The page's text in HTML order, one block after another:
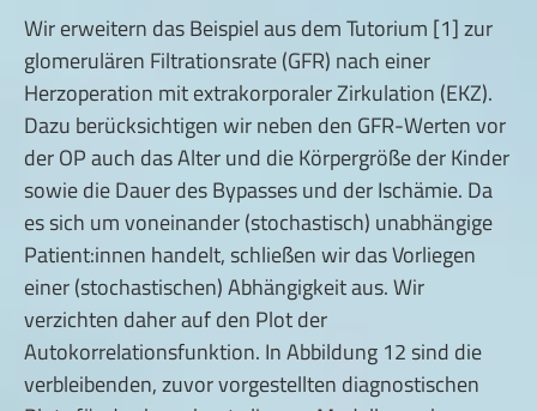
Wir erweitern das Beispiel aus dem Tutorium [1] zur
glomerulären Filtrationsrate (GFR) nach einer
Herzoperation mit extrakorporaler Zirkulation (EKZ).
Dazu berücksichtigen wir neben den GFR-Werten vor
der OP auch das Alter und die Körpergröße der Kinder
sowie die Dauer des Bypasses und der Ischämie. Da
es sich um voneinander (stochastisch) unabhängige
Patient:innen handelt, schließen wir das Vorliegen
einer (stochastischen) Abhängigkeit aus. Wir
verzichten daher auf den Plot der
Autokorrelationsfunktion. In Abbildung 12 sind die
verbleibenden, zuvor vorgestellten diagnostischen